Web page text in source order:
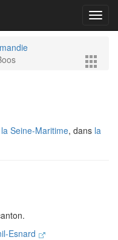
Seine-Maritime, dans la
Esnard